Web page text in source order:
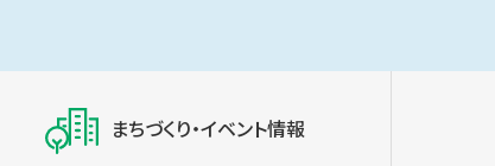
まちづくり・イベント情報